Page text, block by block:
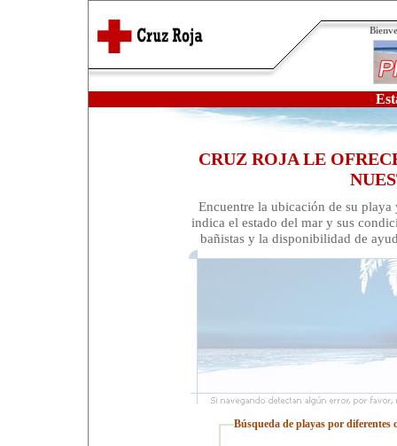
CRUZ ROJA LE
Encuentre la ubicación de su playa
indica el estado del mar y sus
bañistas y la disponibilidad de
Búsqueda de playas por diferentes